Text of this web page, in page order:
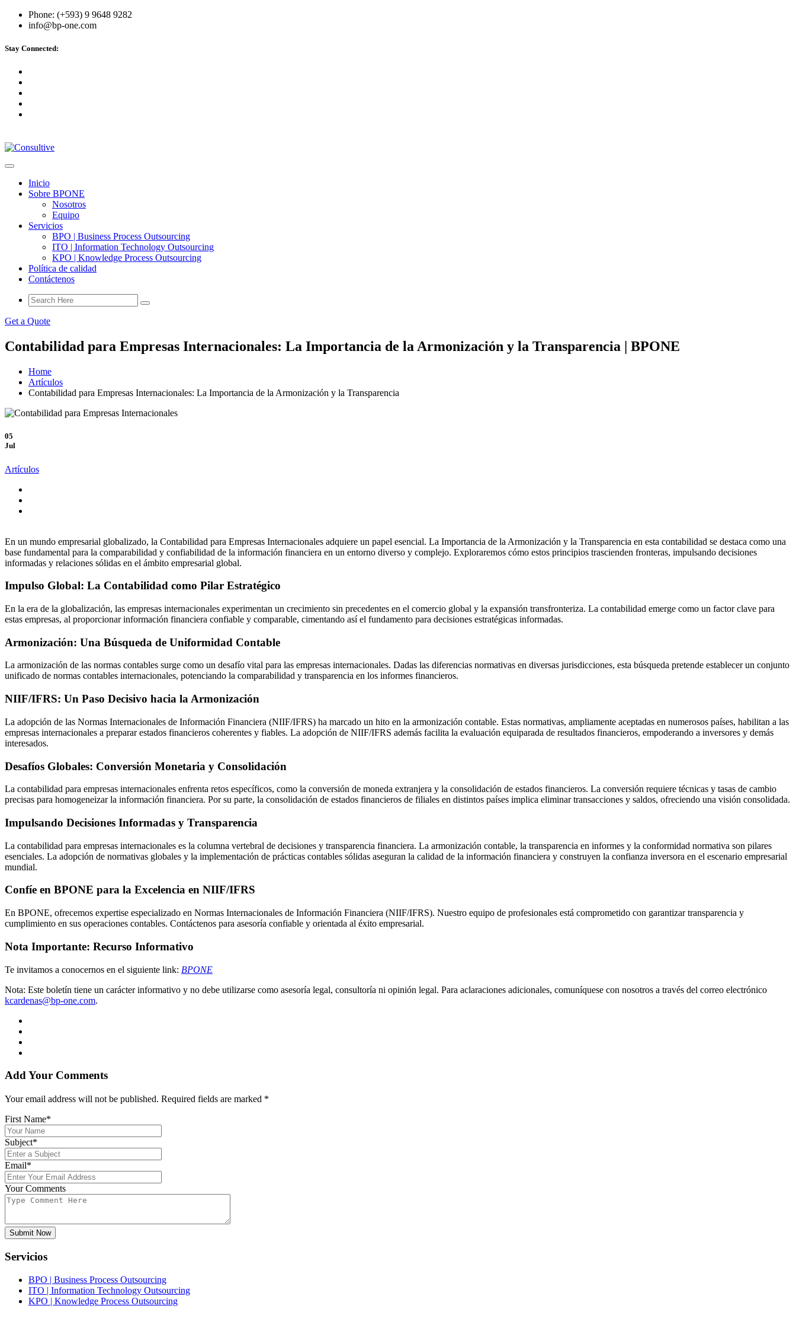
Phone: (+593) 9 9648 9282
info@bp-one.com
Stay Connected:
Inicio
Sobre BPONE
Nosotros
Equipo
Servicios
BPO | Business Process Outsourcing
ITO | Information Technology Outsourcing
KPO | Knowledge Process Outsourcing
Política de calidad
Contáctenos
Get a Quote
Contabilidad para Empresas Internacionales: La Importancia de la Armonización y la Transparencia | BPONE
Home
Artículos
Contabilidad para Empresas Internacionales: La Importancia de la Armonización y la Transparencia
05
Jul
Artículos
En un mundo empresarial globalizado, la Contabilidad para Empresas Internacionales adquiere un papel esencial. La Importancia de la Armonización y la Transparencia en esta contabilidad se destaca como una
base fundamental para la comparabilidad y confiabilidad de la información financiera en un entorno diverso y complejo. Exploraremos cómo estos principios trascienden fronteras, impulsando decisiones
informadas y relaciones sólidas en el ámbito empresarial global.
Impulso Global: La Contabilidad como Pilar Estratégico
En la era de la globalización, las empresas internacionales experimentan un crecimiento sin precedentes en el comercio global y la expansión transfronteriza. La contabilidad emerge como un factor clave para
estas empresas, al proporcionar información financiera confiable y comparable, cimentando así el fundamento para decisiones estratégicas informadas.
Armonización: Una Búsqueda de Uniformidad Contable
La armonización de las normas contables surge como un desafío vital para las empresas internacionales. Dadas las diferencias normativas en diversas jurisdicciones, esta búsqueda pretende establecer un conjunto
unificado de normas contables internacionales, potenciando la comparabilidad y transparencia en los informes financieros.
NIIF/IFRS: Un Paso Decisivo hacia la Armonización
La adopción de las Normas Internacionales de Información Financiera (NIIF/IFRS) ha marcado un hito en la armonización contable. Estas normativas, ampliamente aceptadas en numerosos países, habilitan a las
empresas internacionales a preparar estados financieros coherentes y fiables. La adopción de NIIF/IFRS además facilita la evaluación equiparada de resultados financieros, empoderando a inversores y demás
interesados.
Desafíos Globales: Conversión Monetaria y Consolidación
La contabilidad para empresas internacionales enfrenta retos específicos, como la conversión de moneda extranjera y la consolidación de estados financieros. La conversión requiere técnicas y tasas de cambio
precisas para homogeneizar la información financiera. Por su parte, la consolidación de estados financieros de filiales en distintos países implica eliminar transacciones y saldos, ofreciendo una visión consolidada.
Impulsando Decisiones Informadas y Transparencia
La contabilidad para empresas internacionales es la columna vertebral de decisiones y transparencia financiera. La armonización contable, la transparencia en informes y la conformidad normativa son pilares
esenciales. La adopción de normativas globales y la implementación de prácticas contables sólidas aseguran la calidad de la información financiera y construyen la confianza inversora en el escenario empresarial
mundial.
Confíe en BPONE para la Excelencia en NIIF/IFRS
En BPONE, ofrecemos expertise especializado en Normas Internacionales de Información Financiera (NIIF/IFRS). Nuestro equipo de profesionales está comprometido con garantizar transparencia y
cumplimiento en sus operaciones contables. Contáctenos para asesoría confiable y orientada al éxito empresarial.
Nota Importante: Recurso Informativo
Te invitamos a conocernos en el siguiente link: BPONE
Nota: Este boletín tiene un carácter informativo y no debe utilizarse como asesoría legal, consultoría ni opinión legal. Para aclaraciones adicionales, comuníquese con nosotros a través del correo electrónico
kcardenas@bp-one.com.
Add Your Comments
Your email address will not be published. Required fields are marked *
First Name*
Subject*
Email*
Your Comments
Submit Now
Servicios
BPO | Business Process Outsourcing
ITO | Information Technology Outsourcing
KPO | Knowledge Process Outsourcing